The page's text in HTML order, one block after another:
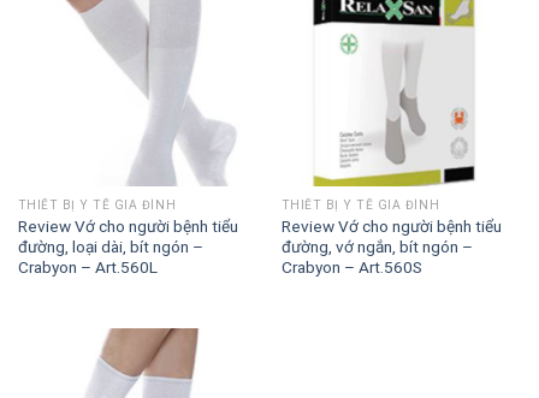
THIẾT BỊ Y TẾ GIA ĐÌNH
Review Vớ cho người bệnh tiểu
đường, loại dài, bít ngón –
Crabyon – Art.560L
THIẾT BỊ Y TẾ GIA ĐÌNH
Review Vớ cho người bệnh tiểu
đường, vớ ngắn, bít ngón –
Crabyon – Art.560S